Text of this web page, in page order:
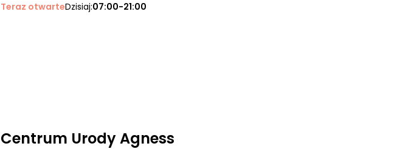
Teraz otwarteDzisiaj:07:00-21:00
Centrum Urody Agness